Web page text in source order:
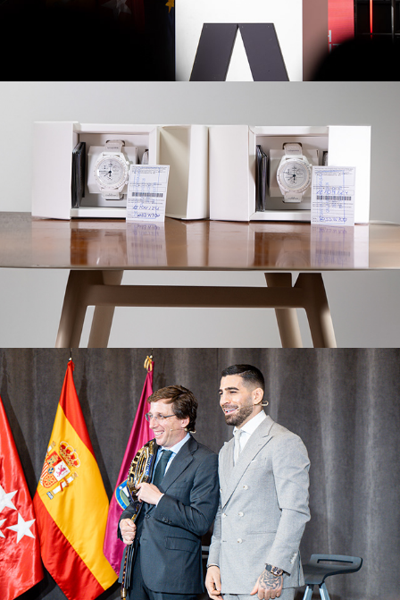
Omega x Swatch
Ilia Topuria
2026